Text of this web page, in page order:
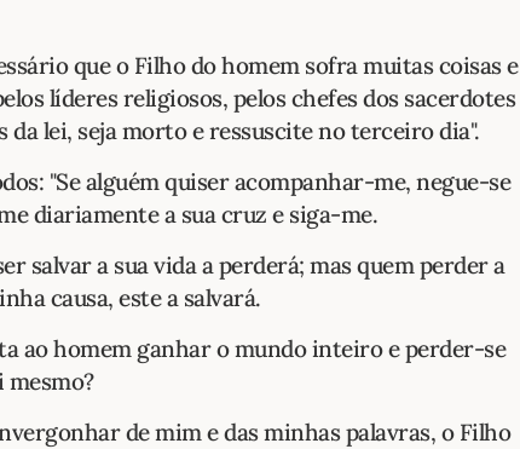
que o Filho do homem sofra muitas coisas e
líderes religiosos, pelos chefes dos sacerdotes
da lei, seja morto e ressuscite no terceiro dia".
"Se alguém quiser acompanhar-me, negue-se
diariamente a sua cruz e siga-me.
salvar a sua vida a perderá; mas quem perder a
causa, este a salvará.
ao homem ganhar o mundo inteiro e perder-se
de mim e das minhas palavras, o Filho